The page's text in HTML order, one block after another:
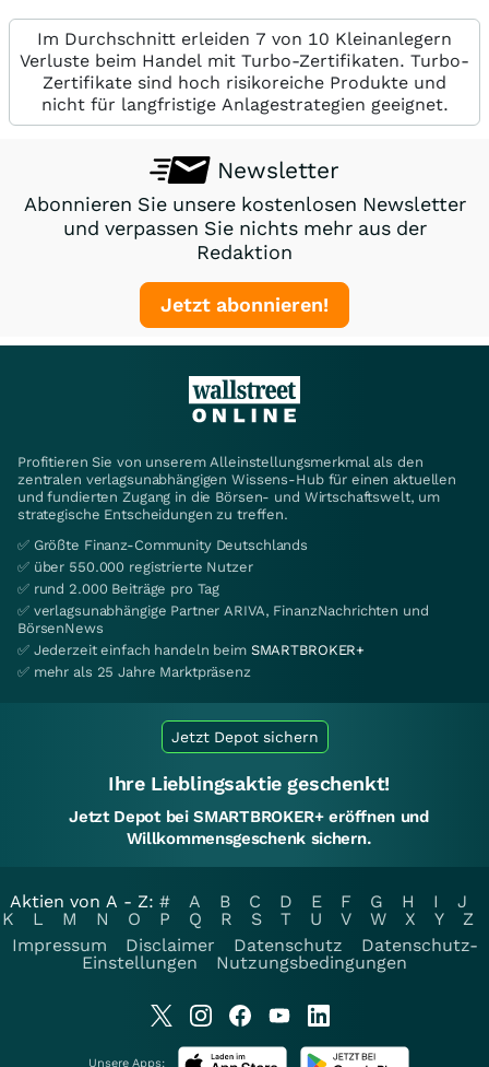
Im Durchschnitt erleiden 7 von 10 Kleinanlegern
Verluste beim Handel mit Turbo-Zertifikaten. Turbo-
Zertifikate sind hoch risikoreiche Produkte und
nicht für langfristige Anlagestrategien geeignet.
Newsletter
Abonnieren Sie unsere kostenlosen Newsletter
und verpassen Sie nichts mehr aus der
Redaktion
Jetzt abonnieren!
Profitieren Sie von unserem Alleinstellungsmerkmal als den
zentralen verlagsunabhängigen Wissens-Hub für einen aktuellen
und fundierten Zugang in die Börsen- und Wirtschaftswelt, um
strategische Entscheidungen zu treffen.
✅ Größte Finanz-Community Deutschlands
✅ über 550.000 registrierte Nutzer
✅ rund 2.000 Beiträge pro Tag
✅ verlagsunabhängige Partner ARIVA, FinanzNachrichten und
BörsenNews
✅ Jederzeit einfach handeln beim SMARTBROKER+
✅ mehr als 25 Jahre Marktpräsenz
Jetzt Depot sichern
Ihre Lieblingsaktie geschenkt!
Jetzt Depot bei SMARTBROKER+ eröffnen und
Willkommensgeschenk sichern.
Aktien von A - Z: # A B C D E F G H I
J
K
L M N O P Q R S T U V W X Y
Z
Impressum
Disclaimer Datenschutz
Datenschutz-
Einstellungen
Nutzungsbedingungen
Unsere Apps: